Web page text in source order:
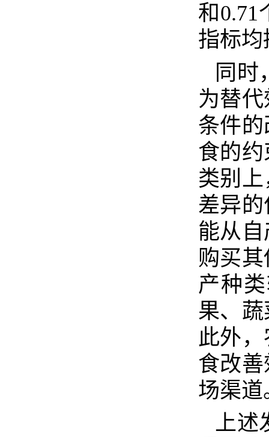
和 0.71
指标
同时
为替
条件
食的
类别
差异
能从
购买
产种
果、
此外
食改
场渠道
上述